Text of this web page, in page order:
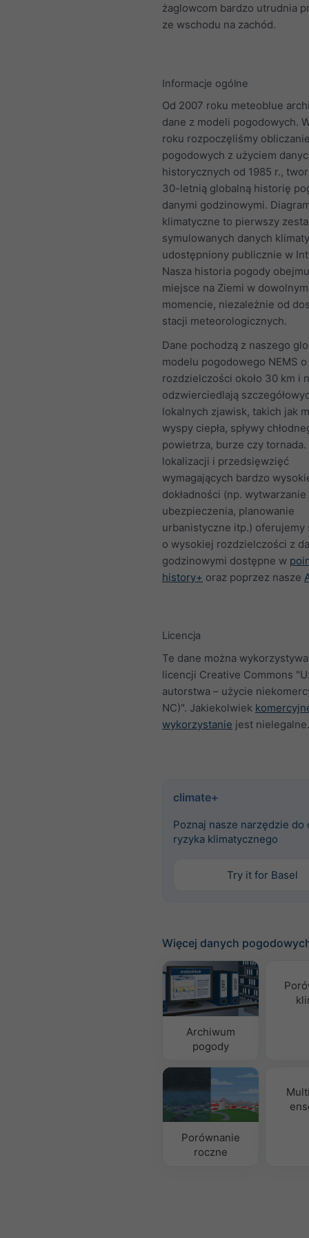
żaglowcom bardzo utrudnia
ze wschodu na zachód.
Informacje ogólne
Od 2007 roku meteoblue
dane z modeli pogodowych.
roku rozpoczęliśmy
pogodowych z użyciem
historycznych od 1985 r.,
30-letnią globalną historię
danymi godzinowymi.
klimatyczne to pierwszy
symulowanych danych
udostępniony publicznie w
Nasza historia pogody
miejsce na Ziemi w dowolnym
momencie, niezależnie od
stacji meteorologicznych.
Dane pochodzą z naszego
modelu pogodowego NEMS o
rozdzielczości około 30 km i
odzwierciedlają
lokalnych zjawisk, takich jak
wyspy ciepła, spływy
powietrza, burze czy tornada.
lokalizacji i przedsięwzięć
wymagających bardzo
dokładności (np.
ubezpieczenia, planowanie
urbanistyczne itp.) oferujemy
o wysokiej rozdzielczości z
godzinowymi dostępne w
history+ oraz poprzez nasze
Licencja
Te dane można
licencji Creative Commons
autorstwa – użycie
NC)". Jakiekolwiek
wykorzystanie jest nielegalne.
climate+
Poznaj nasze narzędzie do
ryzyka klimatycznego
Try it for Basel
Więcej danych
Archiwum
pogody
Porównanie
roczne